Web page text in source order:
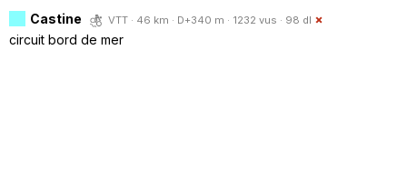
Castine
VTT · 46 km · D+340 m · 1232 vus · 98 dl
circuit bord de mer